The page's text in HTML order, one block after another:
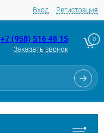
Вход Регистрация
+7 (958) 516 48 15
Заказать звонок
0